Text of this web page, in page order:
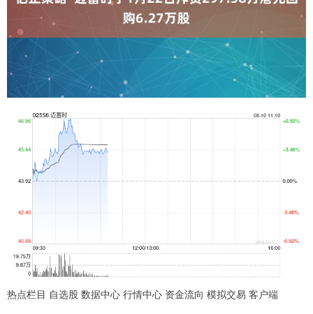
热点栏目 自选股 数据中心 行情中心 资金流向 模拟交易 客户端